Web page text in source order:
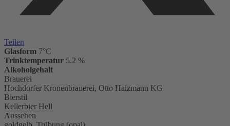
Teilen
Glasform 7°C
Trinktemperatur 5.2 %
Alkoholgehalt
Brauerei
Hochdorfer Kronenbrauerei, Otto Haizmann KG
Bierstil
Kellerbier Hell
Aussehen